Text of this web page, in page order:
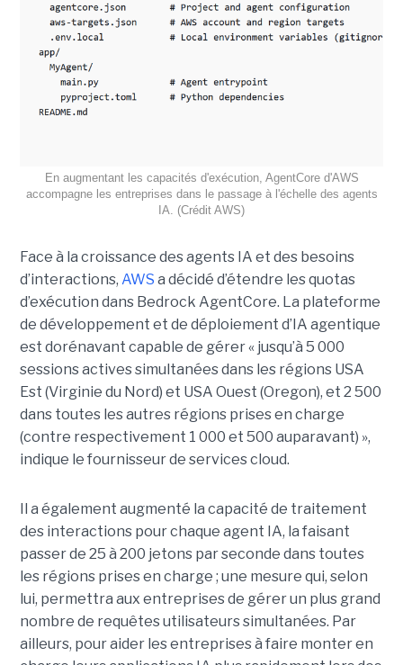
En augmentant les capacités d'exécution, AgentCore d'AWS
accompagne les entreprises dans le passage à l'échelle des agents
IA. (Crédit AWS)
Face à la croissance des agents IA et des besoins
d’interactions, AWS a décidé d’étendre les quotas
d’exécution dans Bedrock AgentCore. La plateforme
de développement et de déploiement d’IA agentique
est dorénavant capable de gérer « jusqu’à 5 000
sessions actives simultanées dans les régions USA
Est (Virginie du Nord) et USA Ouest (Oregon), et 2 500
dans toutes les autres régions prises en charge
(contre respectivement 1 000 et 500 auparavant) »,
indique le fournisseur de services cloud.
Il a également augmenté la capacité de traitement
des interactions pour chaque agent IA, la faisant
passer de 25 à 200 jetons par seconde dans toutes
les régions prises en charge ; une mesure qui, selon
lui, permettra aux entreprises de gérer un plus grand
nombre de requêtes utilisateurs simultanées. Par
ailleurs, pour aider les entreprises à faire monter en